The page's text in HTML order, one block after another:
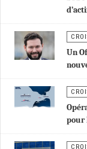
Un
pour